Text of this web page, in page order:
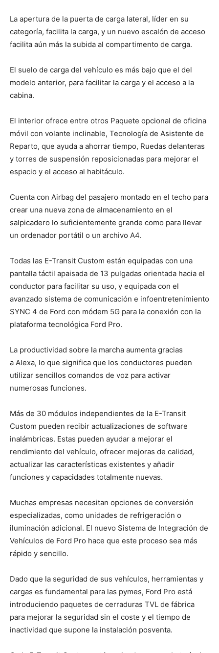
La apertura de la puerta de carga lateral, líder en su
categoría, facilita la carga, y un nuevo escalón de acceso
facilita aún más la subida al compartimento de carga.
El suelo de carga del vehículo es más bajo que el del
modelo anterior, para facilitar la carga y el acceso a la
cabina.
El interior ofrece entre otros Paquete opcional de oficina
móvil con volante inclinable, Tecnología de Asistente de
Reparto, que ayuda a ahorrar tiempo, Ruedas delanteras
y torres de suspensión reposicionadas para mejorar el
espacio y el acceso al habitáculo.
Cuenta con Airbag del pasajero montado en el techo para
crear una nueva zona de almacenamiento en el
salpicadero lo suficientemente grande como para llevar
un ordenador portátil o un archivo A4.
Todas las E-Transit Custom están equipadas con una
pantalla táctil apaisada de 13 pulgadas orientada hacia el
conductor para facilitar su uso, y equipada con el
avanzado sistema de comunicación e infoentretenimiento
SYNC 4 de Ford con módem 5G para la conexión con la
plataforma tecnológica Ford Pro.
La productividad sobre la marcha aumenta gracias
a Alexa, lo que significa que los conductores pueden
utilizar sencillos comandos de voz para activar
numerosas funciones.
Más de 30 módulos independientes de la E-Transit
Custom pueden recibir actualizaciones de software
inalámbricas. Estas pueden ayudar a mejorar el
rendimiento del vehículo, ofrecer mejoras de calidad,
actualizar las características existentes y añadir
funciones y capacidades totalmente nuevas.
Muchas empresas necesitan opciones de conversión
especializadas, como unidades de refrigeración o
iluminación adicional. El nuevo Sistema de Integración de
Vehículos de Ford Pro hace que este proceso sea más
rápido y sencillo.
Dado que la seguridad de sus vehículos, herramientas y
cargas es fundamental para las pymes, Ford Pro está
introduciendo paquetes de cerraduras TVL de fábrica
para mejorar la seguridad sin el coste y el tiempo de
inactividad que supone la instalación posventa.